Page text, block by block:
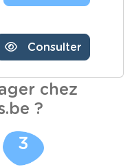
Consulter
chez
?
3